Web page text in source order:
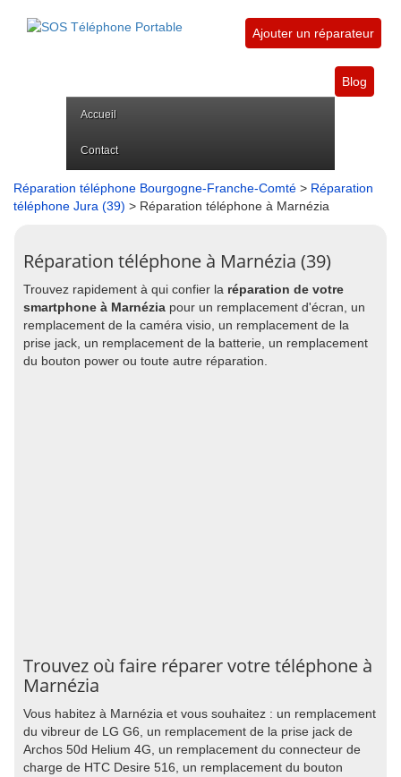
Ajouter un réparateur
Blog
Accueil
Contact
Réparation téléphone Bourgogne-Franche-Comté > Réparation
téléphone Jura (39) > Réparation téléphone à Marnézia
Réparation téléphone à Marnézia (39)
Trouvez rapidement à qui confier la réparation de votre
smartphone à Marnézia pour un remplacement d'écran, un
remplacement de la caméra visio, un remplacement de la
prise jack, un remplacement de la batterie, un remplacement
du bouton power ou toute autre réparation.
Trouvez où faire réparer votre téléphone à
Marnézia
Vous habitez à Marnézia et vous souhaitez : un remplacement
du vibreur de LG G6, un remplacement de la prise jack de
Archos 50d Helium 4G, un remplacement du connecteur de
charge de HTC Desire 516, un remplacement du bouton